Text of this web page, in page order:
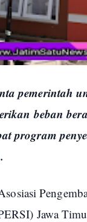
pemerintah
beban
program
Jawa